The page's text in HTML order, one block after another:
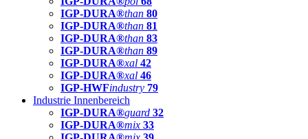
IGP-DURA®than 80
IGP-DURA®than 81
IGP-DURA®than 83
IGP-DURA®than 89
IGP-DURA®xal 42
IGP-DURA®xal 46
IGP-HWFindustry 79
Industrie Innenbereich
IGP-DURA®guard 32
IGP-DURA®mix 33